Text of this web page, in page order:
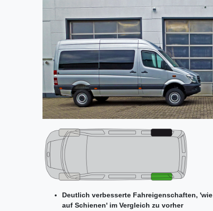
Deutlich verbesserte Fahreigenschaften, 'wie
auf Schienen' im Vergleich zu vorher